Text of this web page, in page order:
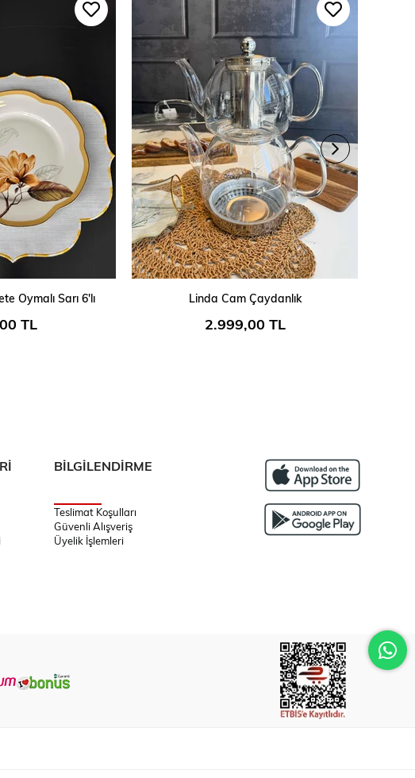
EKLE
Oymalı Sarı 6'lı
TL
SEPETE EKLE
Linda Cam Çaydanlık
2.999,00 TL
BİLGİLENDİRME
Teslimat Koşulları
Güvenli Alışveriş
Üyelik İşlemleri